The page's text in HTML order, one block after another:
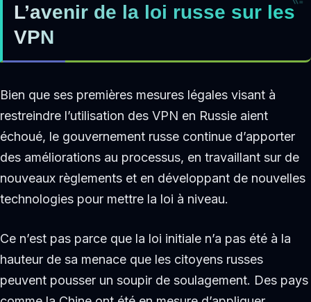
L’avenir de la loi russe sur les
VPN
Bien que ses premières mesures légales visant à
restreindre l’utilisation des VPN en Russie aient
échoué, le gouvernement russe continue d’apporter
des améliorations au processus, en travaillant sur de
nouveaux règlements et en développant de nouvelles
technologies pour mettre la loi à niveau.
Ce n’est pas parce que la loi initiale n’a pas été à la
hauteur de sa menace que les citoyens russes
peuvent pousser un soupir de soulagement. Des pays